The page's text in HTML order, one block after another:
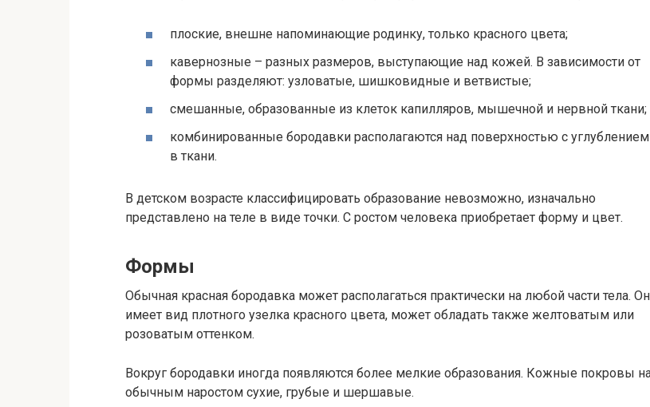
плоские, внешне напоминающие родинку, только красного цвета;
кавернозные – разных размеров, выступающие над кожей. В зависимости от
формы разделяют: узловатые, шишковидные и ветвистые;
смешанные, образованные из клеток капилляров, мышечной и нервной ткани;
комбинированные бородавки располагаются над поверхностью с углублением
в ткани.
В детском возрасте классифицировать образование невозможно, изначально
представлено на теле в виде точки. С ростом человека приобретает форму и цвет.
Формы
Обычная красная бородавка может располагаться практически на любой части тела.
имеет вид плотного узелка красного цвета, может обладать также желтоватым или
розоватым оттенком.
Вокруг бородавки иногда появляются более мелкие образования. Кожные покровы
обычным наростом сухие, грубые и шершавые.